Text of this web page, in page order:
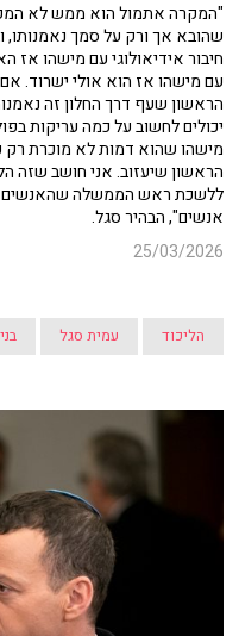
"המקרה אתמול הוא ממש לא
שהובא אך ורק על סמך נאמנותו,
חיבור אידיאולוגי עם מישהו אז
עם מישהו אז הוא אולי ישרוד.
הראשון שעף דרך החלון זה
יכולים לחשוב על כמה עריקות
מישהו שהוא דמות לא מוכרת רק
הראשון שיעזוב. אני חושב שזה
ללשכת ראש הממשלה שהאנשים
אנשים", הבהיר סגל.
25/03/2026
הליכוד עמית סגל